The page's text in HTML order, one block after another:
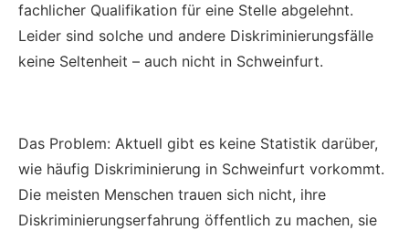
fachlicher Qualifikation für eine Stelle abgelehnt.
Leider sind solche und andere Diskriminierungsfälle
keine Seltenheit – auch nicht in Schweinfurt.
Das Problem: Aktuell gibt es keine Statistik darüber,
wie häufig Diskriminierung in Schweinfurt vorkommt.
Die meisten Menschen trauen sich nicht, ihre
Diskriminierungserfahrung öffentlich zu machen, sie